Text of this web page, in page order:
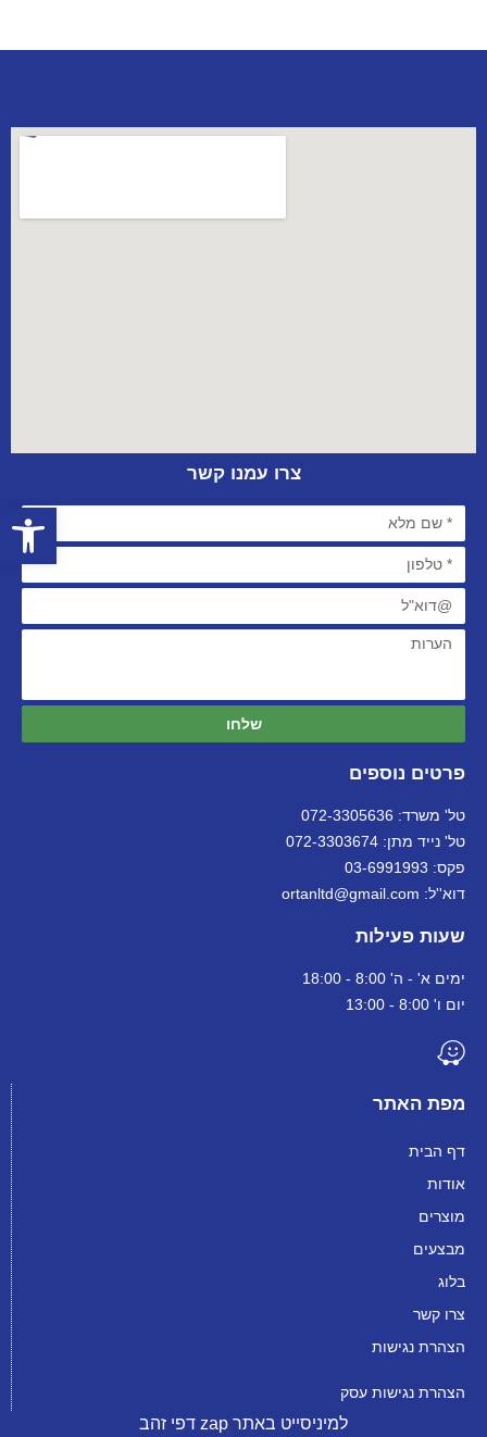
מפת האתר
דף הבית
אודות
מוצרים
מבצעים
בלוג
צרו קשר
הצהרת נגישות
הצהרת נגישות עסק
פרטים נוספים
טל' משרד: 072-3305636
טל' נייד מתן: 072-3303674
פקס: 03-6991993
דוא''ל: ortanltd@gmail.com
שעות פעילות
ימים א' - ה' 8:00 - 18:00
יום ו' 8:00 - 13:00
צרו עמנו קשר
שלחו
למיניסייט באתר zap דפי זהב
פתח